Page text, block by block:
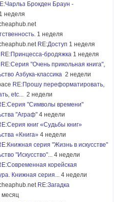
Брокден Браун -
1 неделя
1 неделя
RE:Доступ 1 неделя
RE:Принцесса-бродяжка 1 неделя
RE:Серия "Очень прикольная книга",
Азбука-классика 2 недели
RE:Прошу переформатировать,
etc... 2 недели
"Символы времени"
"Аграф" 4 недели
книг «Судьбы книг»
«Книга» 4 недели
серия "Жизнь в искусстве"
"Искусство"... 4 недели
корейская
Книжная серия... 4 недели
RE:Загадка
месяц